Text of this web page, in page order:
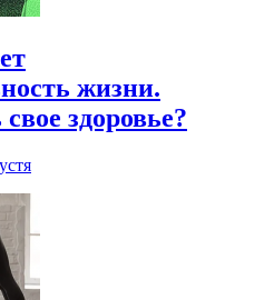
жизни.
здоровье?